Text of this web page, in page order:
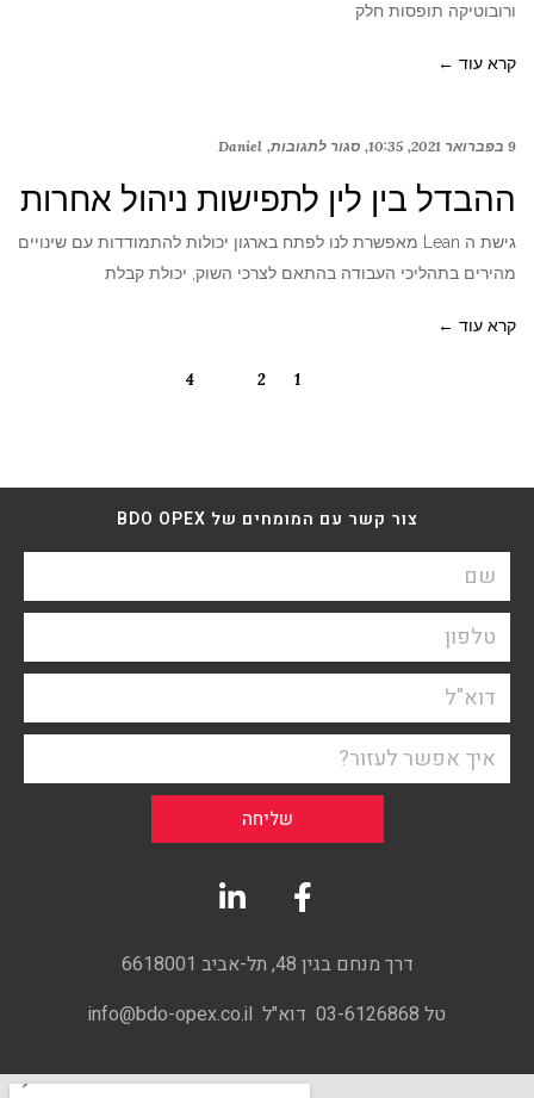
ורובוטיקה תופסות חלק
קרא עוד ←
9 בפברואר 2021 10:35 סגור לתגובות Daniel
ההבדל בין לין לתפישות ניהול אחרות
גישת ה Lean מאפשרת לנו לפתח בארגון יכולות להתמודדות עם שינויים
מהירים בתהליכי העבודה בהתאם לצרכי השוק, יכולת קבלת
קרא עוד ←
1
2
4
צור קשר עם המומחים של BDO OPEX
שליחה
דרך מנחם בגין 48, תל-אביב 6618001
טל 03-6126868 דוא"ל info@bdo-opex.co.il